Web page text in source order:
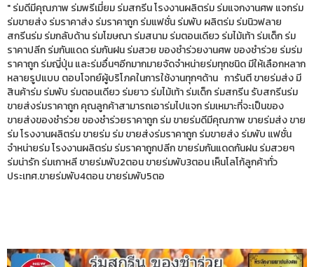
" ร่มดีมีคุณภาพ ร่มพรีเมี่ยม ร่มสกรีน โรงงานผลิตร่ม ร่มแจกงานศพ แจกร่ม
ร่มขายส่ง ร่มราคาส่ง ร่มราคาถูก ร่มแฟชั่น ร่มพับ ผลิตร่ม ร่มนิวฟลาย
สกรีนร่ม ร่มกลับด้าน ร่มโฆษณา ร่มสนาม ร่มตอนเดียว ร่มไม้เท้า ร่มเด็ก ร่ม
ราคาปลีก ร่มกันแดด ร่มกันฝน ร่มสวย ของชำร่วยงานศพ ของชำร่วย ร่มร่ม
ราคาถูก ร่มญี่ปุ่น และร่มอื่นๆอีกมากมายจัดจำหน่ายร่มทุกชนิด มีให้เลือกหลาก
หลายรูปแบบ ตอบโจทย์ผู้บริโภคในการใช้งานทุกๆด้าน การันตี ขายร่มส่ง มี
สินค้าร่ม ร่มพับ ร่มตอนเดียว ร่มยาว ร่มไม้เท้า ร่มเด็ก ร่มสกรีน รับสกรีนร่ม
ขายส่งร่มราคาถูก คุณลูกค้าสามารถเอาร่มไปแจก ร่มเหมาะที่จะเป็นของ
ขายส่งของชำร่วย ของชำร่วยราคาถูก ร่ม ขายร่มดีมีคุณภาพ ขายร่มส่ง ขาย
ร่ม โรงงานผลิตร่ม ขายร่ม ร่ม ขายส่งร่มราคาถูก ร่มขายส่ง ร่มพับ แฟชั่น
จำหน่ายร่ม โรงงานผลิตร่ม ร่มราคาถูกปลีก ขายร่มกันแดดกันฝน ร่มสวยๆ
ร่มน่ารัก ร่มเกาหลี ขายร่มพับ2ตอน ขายร่มพับ3ตอน เห็นโลโก้ลูกค้าทั่ว
ประเทศ.ขายร่มพับ4ตอน ขายร่มพับ5ตอ